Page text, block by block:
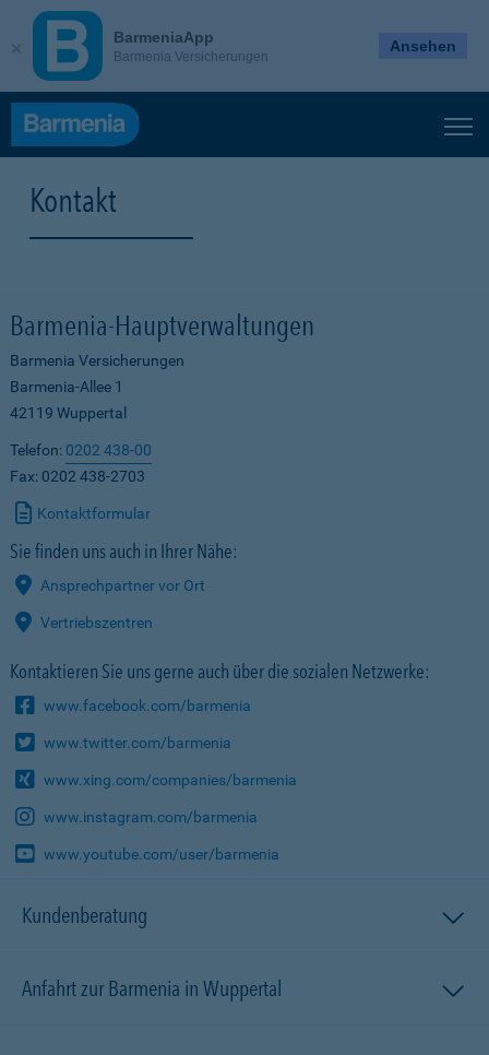
Kontakt
Barmenia-Hauptverwaltungen
Barmenia Versicherungen
Barmenia-Allee 1
42119 Wuppertal
Telefon: 0202 438-00
Fax: 0202 438-2703
Kontaktformular
Sie finden uns auch in Ihrer Nähe:
Ansprechpartner vor Ort
Vertriebszentren
Kontaktieren Sie uns gerne auch über die sozialen Netzwerke:
www.facebook.com/barmenia
www.twitter.com/barmenia
www.xing.com/companies/barmenia
www.instagram.com/barmenia
www.youtube.com/user/barmenia
Kundenberatung
Anfahrt zur Barmenia in Wuppertal
BarmeniaApp
Barmenia Versicherungen
Ansehen